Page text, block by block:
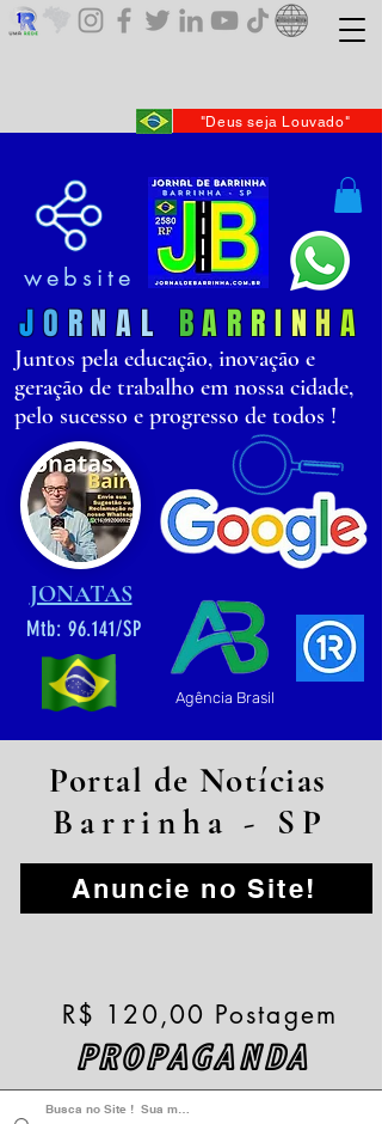
"Deus seja Louvado"
website
JO RNAL BARRI NHA
Juntos pela educação, inovação e
geração de trabalho em nossa cidade,
pelo sucesso e progresso de todos !
JONATAS
Mtb: 96.141/SP
Agência Brasil
Anuncie no Site!
PROPAGANDA
R$ 120,00 Postagem
Barrinha - SP
Portal de Notícias